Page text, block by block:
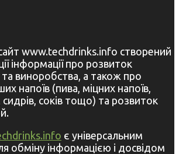
www.techdrinks.info створений
інформації про розвиток
виноробства, а також про
напоїв (пива, міцних напоїв,
соків тощо) та розвиток
є універсальним
обміну інформацією і досвідом